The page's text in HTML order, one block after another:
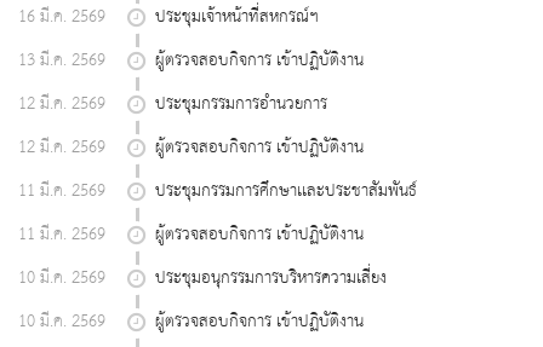
16 มี.ค. 2569
ประชุมเจ้าหน้าที่สหกรณ์ฯ
13 มี.ค. 2569
ผู้ตรวจสอบกิจการ เข้าปฏิบัติงาน
12 มี.ค. 2569
ประชุมกรรมการอำนวยการ
12 มี.ค. 2569
ผู้ตรวจสอบกิจการ เข้าปฏิบัติงาน
11 มี.ค. 2569
ประชุมกรรมการศึกษาเเละประชาสัมพันธ์
11 มี.ค. 2569
ผู้ตรวจสอบกิจการ เข้าปฏิบัติงาน
10 มี.ค. 2569
ประชุมอนุกรรมการบริหารความเสี่ยง
10 มี.ค. 2569
ผู้ตรวจสอบกิจการ เข้าปฏิบัติงาน